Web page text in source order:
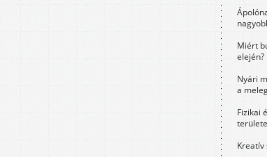
Miért
elején?
Nyári
a
Fizikai
Kreatív